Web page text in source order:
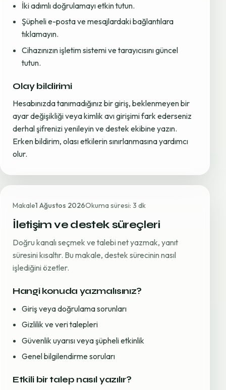
İki adımlı doğrulamayı etkin tutun.
Şüpheli e-posta ve mesajlardaki bağlantılara
tıklamayın.
Cihazınızın işletim sistemi ve tarayıcısını güncel
tutun.
Olay bildirimi
Hesabınızda tanımadığınız bir giriş, beklenmeyen bir
ayar değişikliği veya kimlik avı girişimi fark ederseniz
derhal şifrenizi yenileyin ve destek ekibine yazın.
Erken bildirim, olası etkilerin sınırlanmasına yardımcı
olur.
Makale1 Ağustos 2026Okuma süresi: 3 dk
İletişim ve destek süreçleri
Doğru kanalı seçmek ve talebi net yazmak, yanıt
süresini kısaltır. Bu makale, destek sürecinin nasıl
işlediğini özetler.
Hangi konuda yazmalısınız?
Giriş veya doğrulama sorunları
Gizlilik ve veri talepleri
Güvenlik uyarısı veya şüpheli etkinlik
Genel bilgilendirme soruları
Etkili bir talep nasıl yazılır?